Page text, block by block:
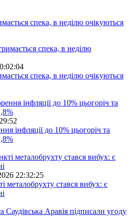
спека, в неділю очікуються
спека, в неділю очікуються
інфляції до 10% цьогоріч та
22:32:25
металобрухту стався вибух: є